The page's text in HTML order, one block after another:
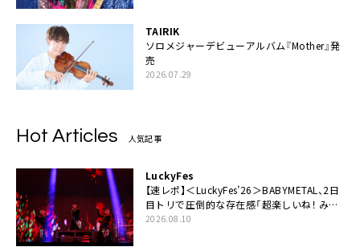
TAIRIK
ソロメジャーデビューアルバム『Mother』発
売
2026.07.29
Hot Articles 人気記事
LuckyFes
【速レポ】＜LuckyFes’26＞BABYMETAL、2日
目トリで圧倒的な存在感「超楽しいね！ みん
なありがとう！」
2026.08.10